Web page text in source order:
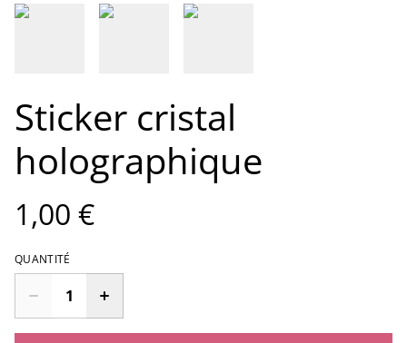
Sticker cristal
holographique
1,00 €
QUANTITÉ